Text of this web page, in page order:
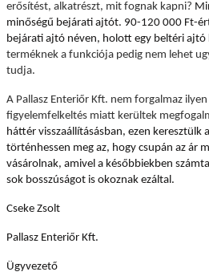
erősítést, alkatrészt, mit fognak kapni?
minőségű bejárati ajtót. 90-120 000 Ft-
bejárati ajtó néven, holott egy beltéri ajtó
terméknek a funkciója pedig nem lehet
tudja.
A Pallasz Enteriőr Kft. nem forgalmaz
figyelemfelkeltés miatt kerültek
háttér visszaállításásban, ezen keresztülk
történhessen meg az, hogy csupán az ár
vásárolnak, amivel a későbbiekben
sok bosszúságot is okoznak ezáltal.
Cseke Zsolt
Pallasz Enteriőr Kft.
Ügyvezető